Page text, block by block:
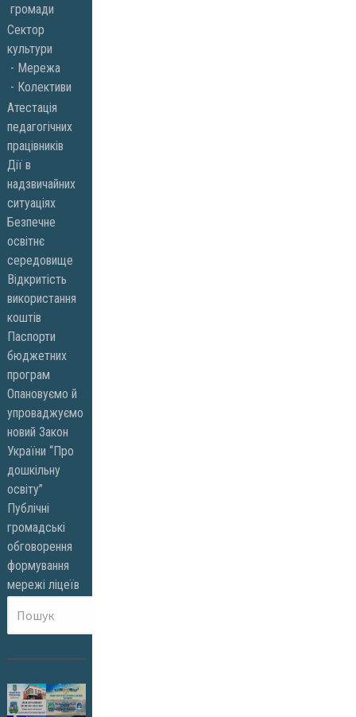
громади
Сектор
культури
Мережа
Колективи
Атестація
педагогічних
працівників
Дії в
надзвичайних
ситуаціях
Безпечне
освітнє
середовище
Відкритість
використання
коштів
Паспорти
бюджетних
програм
Опановуємо й
упроваджуємо
новий Закон
України “Про
дошкільну
освіту”
Публічні
громадські
обговорення
формування
мережі ліцеїв